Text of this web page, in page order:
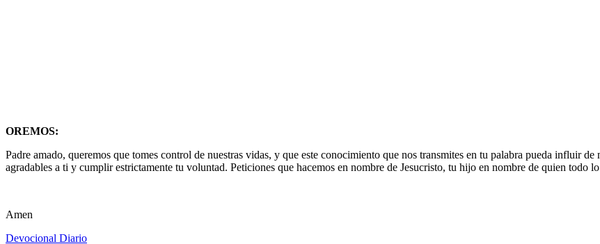
OREMOS:
Padre amado, queremos que tomes control de nuestras vidas, y que este conocimiento que nos transmites en tu palabra pueda influir
agradables a ti y cumplir estrictamente tu voluntad. Peticiones que hacemos en nombre de Jesucristo, tu hijo en nombre de quien todo
Amen
Devocional Diario